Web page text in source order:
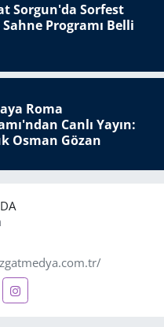
Sorgun'da Sorfest
Sahne Programı Belli
Roma
Canlı Yayın:
Osman Gözan